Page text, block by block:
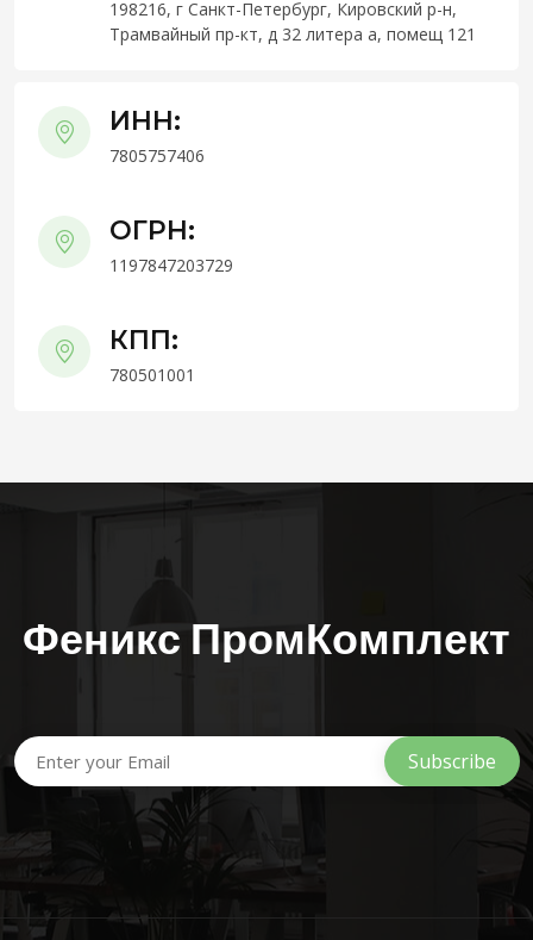
198216, г Санкт-Петербург, Кировский р-н,
Трамвайный пр-кт, д 32 литера а, помещ 121
ИНН:
7805757406
ОГРН:
1197847203729
КПП:
780501001
Феникс ПромКомплект